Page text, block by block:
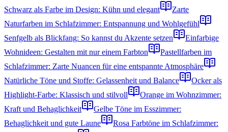
Schwarz als Farbe im Design: Kühn und elegant
Zarte
Naturfarben im Schlafzimmer: Entspannung und Wohlgefühl
Senfgelb als Blickfang: So kannst du Akzente setzen
Einfarbige
Wohnideen: Gestalten mit nur einem Farbton
Pastellfarben im
Schlafzimmer: Zarte Nuancen für eine entspannte Atmosphäre
Natürliche Töne und Stoffe: Gelassenheit und Balance
Ocker als
Highlight-Farbe: Klassisch und stilvoll
Orange im Wohnzimmer:
Kraft und Behaglichkeit
Gelbe Töne im Esszimmer:
Behaglichkeit und gute Laune
Rosa Farbtöne im Schlafzimmer: